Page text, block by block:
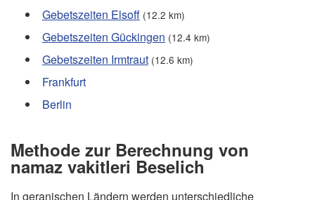
Gebetszeiten Elsoff (12.2 km)
Gebetszeiten Gückingen (12.4 km)
Gebetszeiten Irmtraut (12.6 km)
Frankfurt
Berlin
Methode zur Berechnung von
namaz vakitleri Beselich
In geranischen Ländern werden unterschiedliche